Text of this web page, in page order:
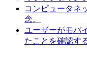
コンピュータネ
念。
ユーザーがモバ
たことを確認す